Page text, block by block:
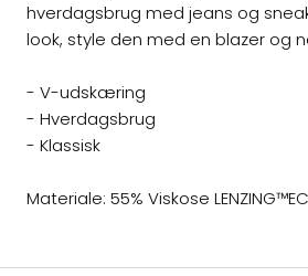
hverdagsbrug med jeans og
look, style den med en blazer og
- V-udskæring
- Hverdagsbrug
- Klassisk
Materiale: 55% Viskose